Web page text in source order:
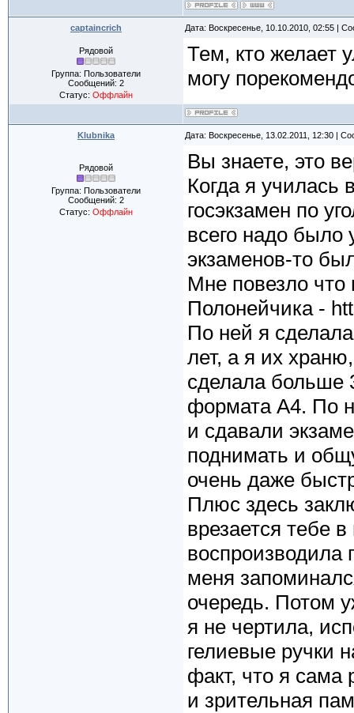
captaincrich Дата: Воскресенье, 10.10.2010, 02:55 |
Рядовой
Группа: Пользователи
Сообщений: 2
Статус: Оффлайн
Тем, кто желает
могу
Klubnika Дата: Воскресенье, 13.02.2011, 12:30 |
Рядовой
Группа: Пользователи
Сообщений: 2
Статус: Оффлайн
Вы знаете, это
Когда я училась
госэкзамен по
всего надо было
экзаменов-то
Мне повезло что
Полонейчика -
По ней я
лет, а я их
сделала больше
формата А4. По
и сдавали
поднимать и
очень даже
Плюс здесь
врезается тебе
воспроизводила
меня
очередь. Потом
я не чертила,
гелиевые ручки
факт, что я сама
и зрительная